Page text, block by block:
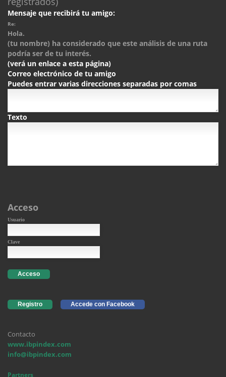
Mensaje que recibirá tu amigo:
Re:
Hola.
(tu nombre) ha considerado que este análisis de una ruta
podría ser de tu interés.
(verá un enlace a esta página)
Correo electrónico de tu amigo
Puedes entrar varias direcciones separadas por comas
Texto
Acceso
Usuario
Clave
Acceso
Registro Accede con Facebook
Contacto
www.ibpindex.com
info@ibpindex.com
Partners